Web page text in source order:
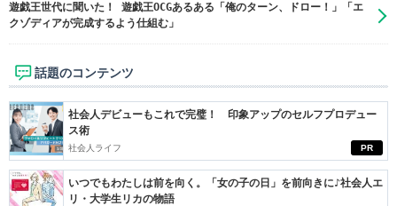
遊戯王世代に聞いた！ 遊戯王OCGあるある「俺のターン、ドロー！」「エ
クゾディアが完成するよう仕組む」
話題のコンテンツ
PR
社会人デビューもこれで完璧！ 印象アップのセルフプロデュー
ス術
社会人ライフ
いつでもわたしは前を向く。「女の子の日」を前向きに♪社会人エ
リ・大学生リカの物語